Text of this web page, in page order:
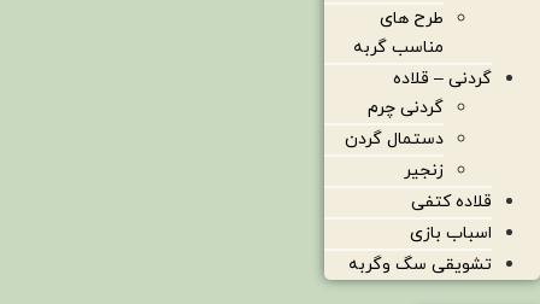
طرح های
مناسب گربه
گردنی – قلاده
گردنی چرم
دستمال گردن
زنجیر
قلاده کتفی
اسباب بازی
تشویقی سگ وگربه